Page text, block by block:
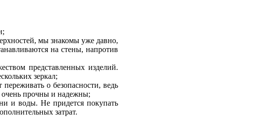
мы знакомы уже давно,
на стены, напротив
представленных изделий.
зеркал;
о безопасности, ведь
очень прочны и надежны;
и воды. Не придется покупать
затрат.